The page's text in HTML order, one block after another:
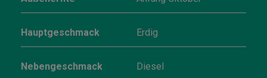
Hauptgeschmack Erdig
Nebengeschmack Diesel